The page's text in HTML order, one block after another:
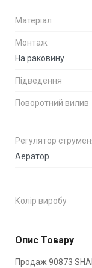
Матеріал
Монтаж
На раковину
Підведення
Поворотний вилив
Регулятор
Аератор
Колір виробу
Опис Товару
Продаж 90873